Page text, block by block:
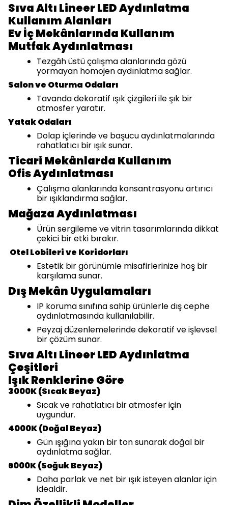
Sıva Altı Lineer LED Aydınlatma
Kullanım Alanları
Ev İç Mekânlarında Kullanım
Mutfak Aydınlatması
Tezgâh üstü çalışma alanlarında gözü
yormayan homojen aydınlatma sağlar.
Salon ve Oturma Odaları
Tavanda dekoratif ışık çizgileri ile şık bir
atmosfer yaratır.
Yatak Odaları
Dolap içlerinde ve başucu aydınlatmalarında
rahatlatıcı bir ışık sunar.
Ticari Mekânlarda Kullanım
Ofis Aydınlatması
Çalışma alanlarında konsantrasyonu artırıcı
bir ışıklandırma sağlar.
Mağaza Aydınlatması
Ürün sergileme ve vitrin tasarımlarında dikkat
çekici bir etki bırakır.
Otel Lobileri ve Koridorları
Estetik bir görünümle misafirlerinize hoş bir
karşılama sunar.
Dış Mekân Uygulamaları
IP koruma sınıfına sahip ürünlerle dış cephe
aydınlatmasında kullanılabilir.
Peyzaj düzenlemelerinde dekoratif ve işlevsel
bir çözüm sunar.
Sıva Altı Lineer LED Aydınlatma
Çeşitleri
Işık Renklerine Göre
3000K (Sıcak Beyaz)
Sıcak ve rahatlatıcı bir atmosfer için
uygundur.
4000K (Doğal Beyaz)
Gün ışığına yakın bir ton sunarak doğal bir
aydınlatma sağlar.
6000K (Soğuk Beyaz)
Daha parlak ve net bir ışık isteyen alanlar için
idealdir.